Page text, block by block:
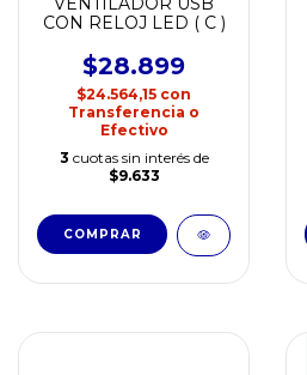
CON RELOJ LED ( C )
$28.899
$24.564,15 con
Transferencia o
Efectivo
3 cuotas sin interés de
$9.633